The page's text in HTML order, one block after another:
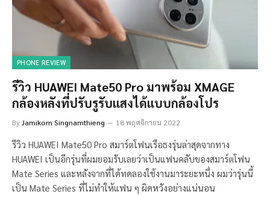
PHONE REVIEW
รีวิว HUAWEI Mate50 Pro มาพร้อม XMAGE
กล้องหลังที่ปรับรูรับแสงได้แบบกล้องโปร
ByJamikorn Singnamthieng 18 พฤศจิกายน 2022
รีวิว HUAWEI Mate50 Pro สมาร์ตโฟนเรือธงรุ่นล่าสุดจากทาง
HUAWEI เป็นอีกรุ่นที่ผมยอมรับเลยว่าเป็นแฟนคลับของสมาร์ตโฟน
Mate Series และหลังจากที่ได้ทดลองใช้งานมาระยะหนึ่ง ผมว่ารุ่นนี้
เป็น Mate Series ที่ไม่ทำให้แฟน ๆ ผิดหวังอย่างแน่นอน